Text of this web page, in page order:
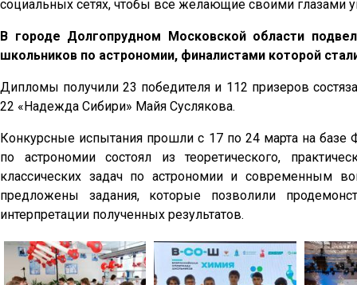
социальных сетях, чтобы все желающие своими глазами
В городе Долгопрудном Московской области
школьников по астрономии, финалистами которой
Дипломы получили 23 победителя и 112 призеров
22 «Надежда Сибири» Майя Суслякова.
Конкурсные испытания прошли с 17 по 24 марта на
по астрономии состоял из теоретического,
классических задач по астрономии и современным
предложены задания, которые позволили
интерпретации полученных результатов.